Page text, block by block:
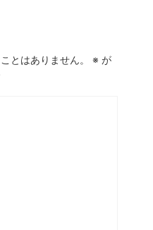
とはありません。 ※ が